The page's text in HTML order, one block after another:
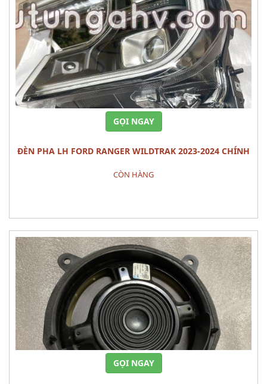
GỌI NGAY
ĐÈN PHA LH FORD RANGER WILDTRAK 2023-2024 CHÍNH
CÒN HÀNG
GỌI NGAY